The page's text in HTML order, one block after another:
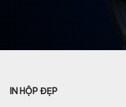
IN HỘP ĐẸP